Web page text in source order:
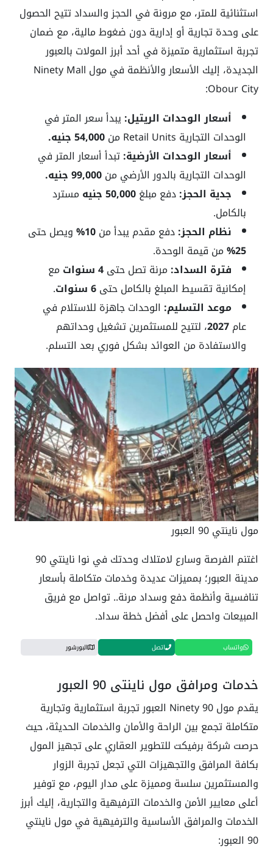
استثنائية للمتر، مع مرونة في الحجز والسداد تتيح الحصول
على وحدة تجارية أو إدارية دون ضغوط مالية، مع ضمان
تجربة استثمارية متميزة في أحد أبرز المولات بالعبور
الجديدة، إليك
الأسعار والأنظمة في مول Ninety Mall
Obour City:
أسعار الوحدات الريتيل:يبدأ سعر المتر في
الوحدات التجارية Retail Units من
54,000 جنيه.
أسعار الوحدات الأرضية:تبدأ أسعار المتر في
الوحدات التجارية بالدور الأرضي من99,000 جنيه.
جدية الحجز:دفع مبلغ50,000 جنيه
مسترد
بالكامل.
نظام الحجز:دفع مقدم يبدأ من10%
ويصل حتى
25%
من قيمة الوحدة.
فترة السداد: مرنة تصل حتى4 سنوات
مع
إمكانية تقسيط المبلغ بالكامل حتى6 سنوات
.
موعد التسليم: الوحدات جاهزة للاستلام في
عام2027، لتتيح للمستثمرين تشغيل وحداتهم
والاستفادة من العوائد بشكل فوري بعد التسلم.
مول ناينتي 90 العبور
اغتنم الفرصة وسارع لامتلاك وحدتك في نوا ناينتي 90
مدينة العبور؛ بمميزات عديدة وخدمات متكاملة بأسعار
تنافسية وأنظمة دفع وسداد مرنة.. تواصل مع فريق
المبيعات واحصل على أفضل خطة سداد.
واتساب اتصل البورشور
خدمات ومرافق مول ناينتي 90 العبور
يقدم مول Ninety 90 العبور تجربة استثمارية وتجارية
متكاملة تجمع بين الراحة والأمان والخدمات الحديثة، حيث
حرصت شركة برفيكت للتطوير العقاري على تجهيز المول
بكافة المرافق والتجهيزات التي تجعل تجربة الزوار
والمستثمرين سلسة ومميزة على مدار اليوم، مع توفير
أعلى معايير الأمن والخدمات الترفيهية والتجارية، إليك أبرز
الخدمات والمرافق الأساسية والترفيهية في مول ناينتي
90 العبور: